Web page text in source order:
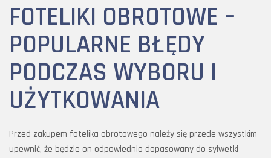
FOTELIKI OBROTOWE –
POPULARNE BŁĘDY
PODCZAS WYBORU I
UŻYTKOWANIA
Przed zakupem fotelika obrotowego należy się przede wszystkim
upewnić, że będzie on odpowiednio dopasowany do sylwetki